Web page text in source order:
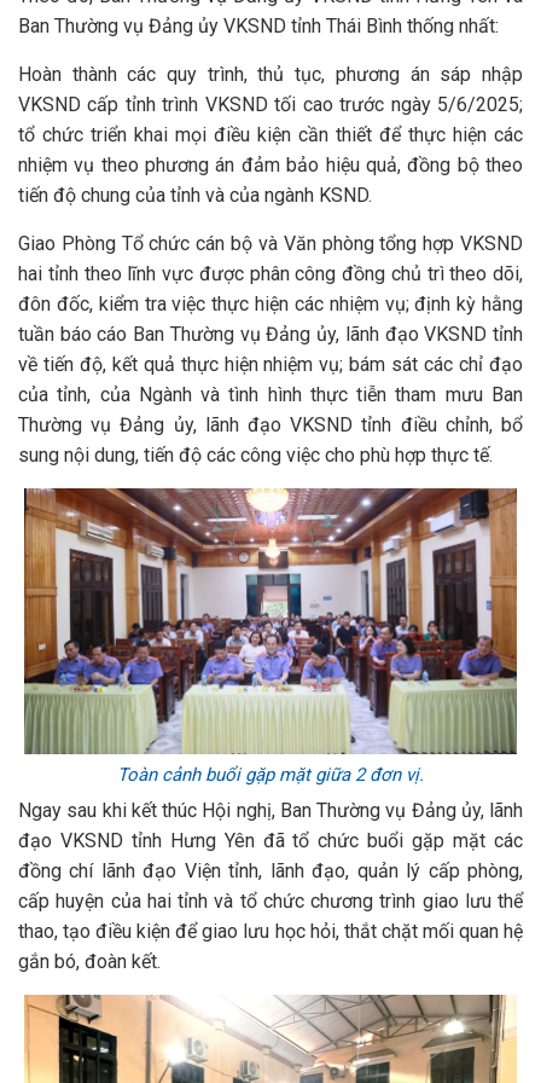
Ban Thường vụ Đảng ủy VKSND tỉnh Thái Bình thống nhất:
Hoàn thành các quy trình, thủ tục, phương án sáp nhập
VKSND cấp tỉnh trình VKSND tối cao trước ngày 5/6/2025;
tổ chức triển khai mọi điều kiện cần thiết để thực hiện các
nhiệm vụ theo phương án đảm bảo hiệu quả, đồng bộ theo
tiến độ chung của tỉnh và của ngành KSND.
Giao Phòng Tổ chức cán bộ và Văn phòng tổng hợp VKSND
hai tỉnh theo lĩnh vực được phân công đồng chủ trì theo dõi,
đôn đốc, kiểm tra việc thực hiện các nhiệm vụ; định kỳ hằng
tuần báo cáo Ban Thường vụ Đảng ủy, lãnh đạo VKSND tỉnh
về tiến độ, kết quả thực hiện nhiệm vụ; bám sát các chỉ đạo
của tỉnh, của Ngành và tình hình thực tiễn tham mưu Ban
Thường vụ Đảng ủy, lãnh đạo VKSND tỉnh điều chỉnh, bổ
sung nội dung, tiến độ các công việc cho phù hợp thực tế.
Toàn cảnh buổi gặp mặt giữa 2 đơn vị.
Ngay sau khi kết thúc Hội nghị, Ban Thường vụ Đảng ủy, lãnh
đạo VKSND tỉnh Hưng Yên đã tổ chức buổi gặp mặt các
đồng chí lãnh đạo Viện tỉnh, lãnh đạo, quản lý cấp phòng,
cấp huyện của hai tỉnh và tổ chức chương trình giao lưu thể
thao, tạo điều kiện để giao lưu học hỏi, thắt chặt mối quan hệ
gắn bó, đoàn kết.